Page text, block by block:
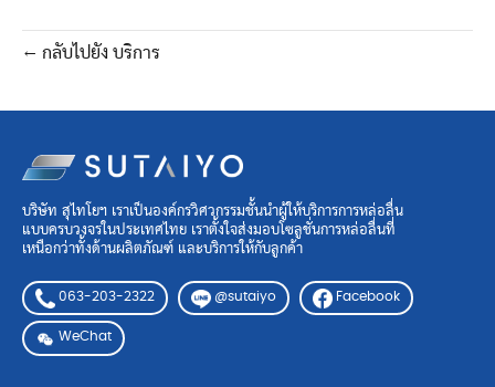
← กลับไปยัง บริการ
บริษัท สุไทโยฯ เราเป็นองค์กรวิศวกรรมชั้นนำผู้ให้บริการการหล่อลื่น
แบบครบวงจรในประเทศไทย เราตั้งใจส่งมอบโซลูชั่นการหล่อลื่นที่
เหนือกว่าทั้งด้านผลิตภัณฑ์ และบริการให้กับลูกค้า
063-203-2322 @sutaiyo Facebook
WeChat